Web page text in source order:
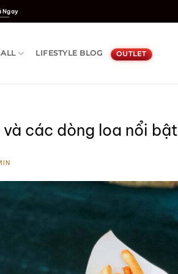
Ngay
LIFESTYLE BLOG OUTLET
các dòng loa nổi bật